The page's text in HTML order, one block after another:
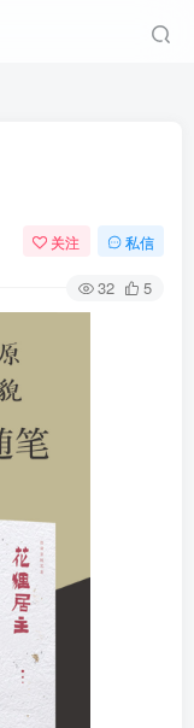
关注 私信
32 5
|免密登录